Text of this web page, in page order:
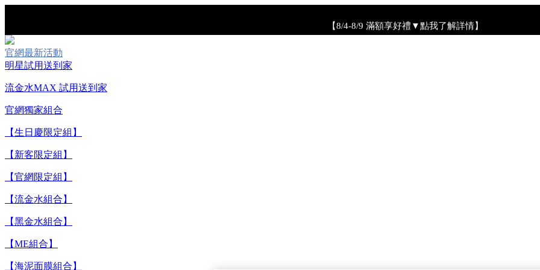
官網最新活動
明星試用送到家
流金水MAX 試用送到家
官網獨家組合
【生日慶限定組】
【新客限定組】
【官網限定組】
【流金水組合】
【黑金水組合】
【ME組合】
【海泥面膜組合】